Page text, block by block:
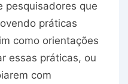
pesquisadores que
práticas
como orientações
essas práticas, ou
com